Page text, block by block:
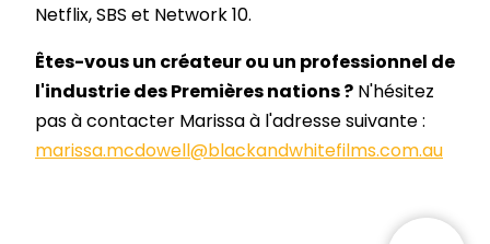
Netflix, SBS et Network 10.
Êtes-vous un créateur ou un professionnel de
l'industrie des Premières nations ? N'hésitez
pas à contacter Marissa à l'adresse suivante :
marissa.mcdowell@blackandwhitefilms.com.au